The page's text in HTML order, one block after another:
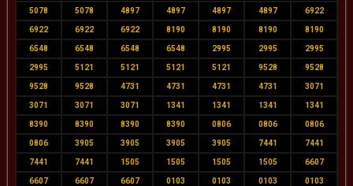
5078 5078 4897 4897 4897 4897 6922
6922 6922 6922 8190 8190 8190 8190
6548 6548 6548 6548 2995 2995 2995
2995 5121 5121 5121 5121 9528 9528
9528 9528 4731 4731 4731 4731 3071
3071 3071 3071 1341 1341 1341 1341
8390 8390 8390 8390 0806 0806 0806
0806 3905 3905 3905 3905 7441 7441
7441 7441 1505 1505 1505 1505 6607
6607 6607 6607 0103 0103 0103 0103